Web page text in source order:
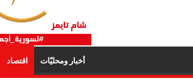
أخبار ومحليّات اقتصاد